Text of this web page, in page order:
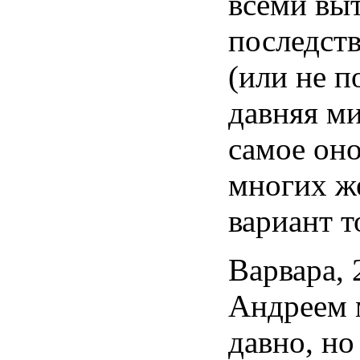
(или не
давняя
самое
многих
вариант
Варвара,
Андреем
давно,